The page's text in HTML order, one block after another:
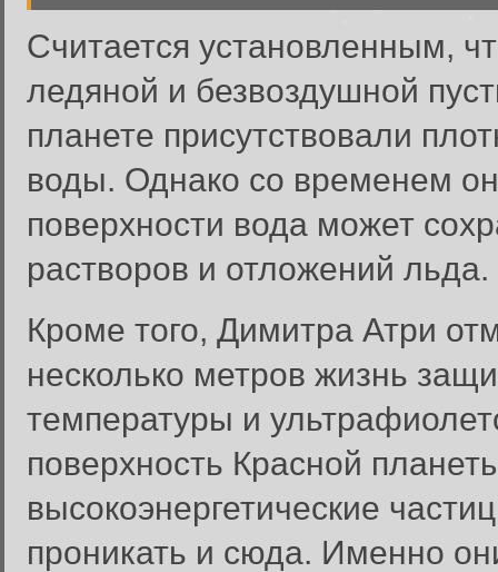
Считается установленным,
ледяной и безвоздушной
планете присутствовали
воды. Однако со временем
поверхности вода может
растворов и отложений льда.
Кроме того, Димитра Атри
несколько метров жизнь
температуры и
поверхность Красной
высокоэнергетические
проникать и сюда. Именно